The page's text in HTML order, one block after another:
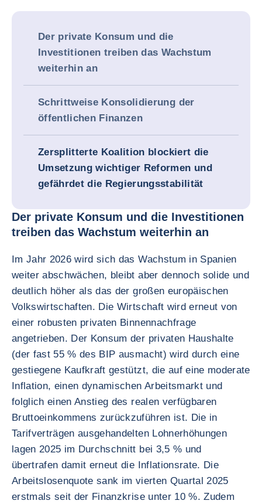
Der private Konsum und die
Investitionen treiben das Wachstum
weiterhin an
Schrittweise Konsolidierung der
öffentlichen Finanzen
Zersplitterte Koalition blockiert die
Umsetzung wichtiger Reformen und
gefährdet die Regierungsstabilität
Der private Konsum und die Investitionen
treiben das Wachstum weiterhin an
Im Jahr 2026 wird sich das Wachstum in Spanien
weiter abschwächen, bleibt aber dennoch solide und
deutlich höher als das der großen europäischen
Volkswirtschaften. Die Wirtschaft wird erneut von
einer robusten privaten Binnennachfrage
angetrieben. Der Konsum der privaten Haushalte
(der fast 55 % des BIP ausmacht) wird durch eine
gestiegene Kaufkraft gestützt, die auf eine moderate
Inflation, einen dynamischen Arbeitsmarkt und
folglich einen Anstieg des realen verfügbaren
Bruttoeinkommens zurückzuführen ist. Die in
Tarifverträgen ausgehandelten Lohnerhöhungen
lagen 2025 im Durchschnitt bei 3,5 % und
übertrafen damit erneut die Inflationsrate. Die
Arbeitslosenquote sank im vierten Quartal 2025
erstmals seit der Finanzkrise unter 10 %. Zudem